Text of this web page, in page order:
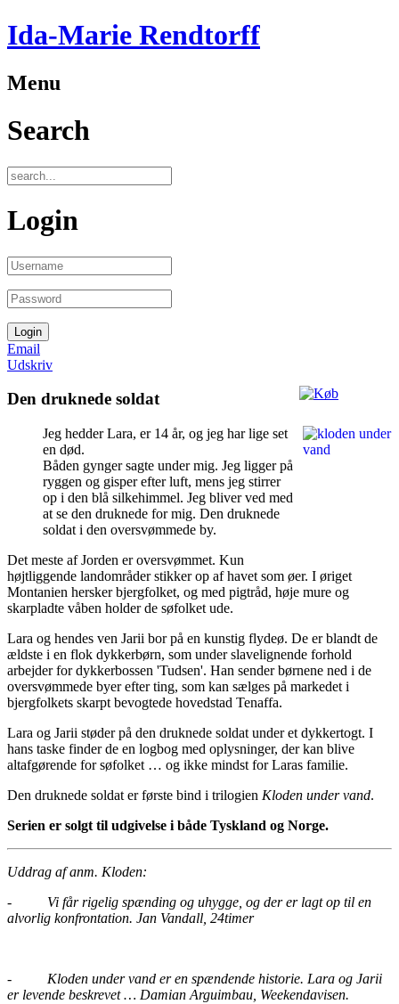
Ida-Marie Rendtorff
Menu
Search
Login
Email
Udskriv
Den druknede soldat
Jeg hedder Lara, er 14 år, og jeg har lige set
en død.
Båden gynger sagte under mig. Jeg ligger på
ryggen og gisper efter luft, mens jeg stirrer
op i den blå silkehimmel. Jeg bliver ved med
at se den druknede for mig. Den druknede
soldat i den oversvømmede by.
Det meste af Jorden er oversvømmet. Kun
højtliggende landområder stikker op af havet som øer. I øriget
Montanien hersker bjergfolket, og med pigtråd, høje mure og
skarpladte våben holder de søfolket ude.
Lara og hendes ven Jarii bor på en kunstig flydeø. De er blandt de
ældste i en flok dykkerbørn, som under slavelignende forhold
arbejder for dykkerbossen 'Tudsen'. Han sender børnene ned i de
oversvømmede byer efter ting, som kan sælges på markedet i
bjergfolkets skarpt bevogtede hovedstad Tenaffa.
Lara og Jarii støder på den druknede soldat under et dykkertogt. I
hans taske finder de en logbog med oplysninger, der kan blive
altafgørende for søfolket … og ikke mindst for Laras familie.
Den druknede soldat er første bind i trilogien Kloden under vand.
Serien er solgt til udgivelse i både Tyskland og Norge.
Uddrag af anm. Kloden:
- Vi får rigelig spænding og uhygge, og der er lagt op til en
alvorlig konfrontation. Jan Vandall, 24timer
- Kloden under vand er en spændende historie. Lara og Jarii
er levende beskrevet … Damian Arguimbau, Weekendavisen.